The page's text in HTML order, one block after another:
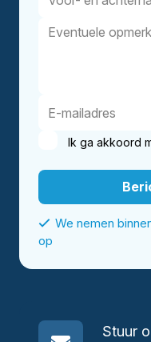
Ik ga akkoord
We nemen
op
Stuur